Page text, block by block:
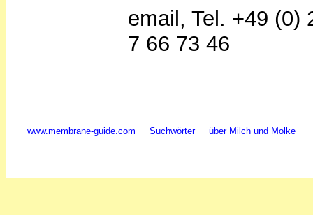
email, Tel. +49 (0)
7 66 73 46
www.membrane-guide.com Suchwörter über Milch und Molke